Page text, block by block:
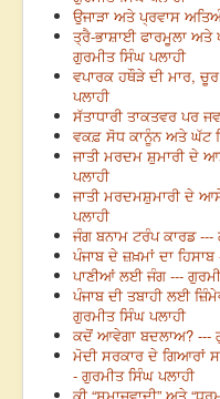
ਉਜਾੜਾ ਅਤੇ ਪ੍ਰਵਾਸ
ਤ੍ਰੈ-ਭਾਸ਼ਾਈ ਫਾਰਮੂਲਾ
ਗੁਰਮੀਤ ਸਿੰਘ ਪਲਾਹੀ
ਵਪਾਰਕ ਹਥੌੜੇ ਦੀ ਮਾਰ,
ਪਲਾਹੀ
ਸੱਤਾਧਾਰੀ ਤਾਕਤਵਰ ਪਰ
ਵਕਫ਼ ਸੋਧ ਕਾਨੂੰਨ ਅਤੇ ਘੱਟ
ਜਾਤੀ ਮਰਦਮ ਸ਼ੁਮਾਰੀ ਦੇ
ਪਲਾਹੀ
ਜਾਤੀ ਮਰਦਮਸ਼ੁਮਾਰੀ ਦੇ
ਪਲਾਹੀ
ਜੰਗ ਬਨਾਮ ਟਰੰਪ ਕਾਰਡ ---
ਪੰਜਾਬ ਦੇ ਜ਼ਖ਼ਮਾਂ ਦਾ
ਪਾਣੀਆਂ ਲਈ ਜੰਗ ---
ਪੰਜਾਬ ਦੀ ਤਬਾਹੀ ਲਈ
ਗੁਰਮੀਤ ਸਿੰਘ ਪਲਾਹੀ
ਕਦੋਂ ਆਵੇਗਾ ਬਦਲਾਅ? ---
ਮੋਦੀ ਸਰਕਾਰ ਦੇ ਗਿਆਰਾਂ
- ਗੁਰਮੀਤ ਸਿੰਘ ਪਲਾਹੀ